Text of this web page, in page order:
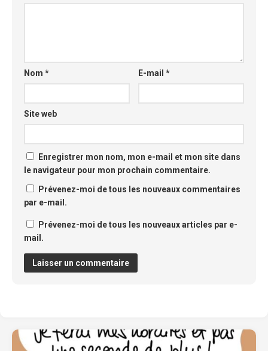
Nom * E-mail*
Site web
Enregistrer mon nom, mon e-mail et mon site dans
le navigateur pour mon prochain commentaire.
Prévenez-moi de tous les nouveaux commentaires
par e-mail.
Prévenez-moi de tous les nouveaux articles par e-
mail.